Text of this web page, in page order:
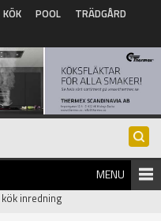
KÖK POOL
TRÄDGÅRD
MENU
inredning